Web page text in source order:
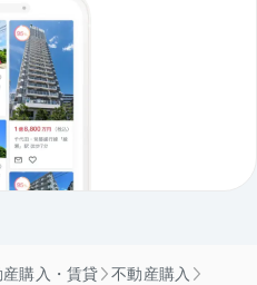
購入・賃貸
不動産購入